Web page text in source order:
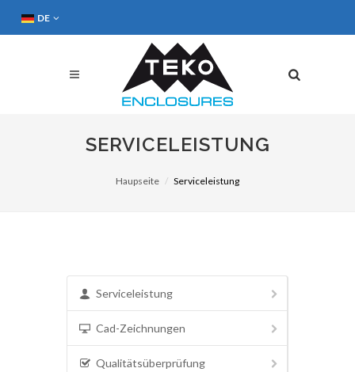
DE
SERVICELEISTUNG
Haupseite Serviceleistung
Serviceleistung
Cad-Zeichnungen
Qualitätsüberprüfung